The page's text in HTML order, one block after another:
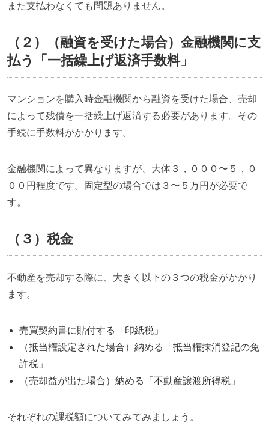
また支払わなくても問題ありません。
（２）（融資を受けた場合）金融機関に支
払う「一括繰上げ返済手数料」
マンションを購入時金融機関から融資を受けた場合、売却
によって残債を一括繰上げ返済する必要があります。その
手続に手数料がかかります。
金融機関によって異なりますが、大体３，０００〜５，０
００円程度です。固定型の場合では３〜５万円が必要で
す。
（３）税金
不動産を売却する際に、大きく以下の３つの税金がかかり
ます。
売買契約書に貼付する「印紙税」
（抵当権設定された場合）納める「抵当権抹消登記の免
許税」
（売却益が出た場合）納める「不動産譲渡所得税」
それぞれの課税額についてみてみましょう。